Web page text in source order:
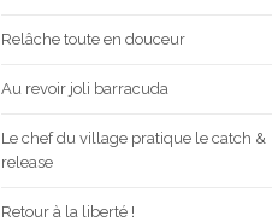
Relâche toute en douceur
Au revoir joli barracuda
Le chef du village pratique le catch &
release
Retour à la liberté !